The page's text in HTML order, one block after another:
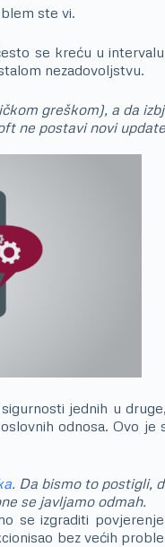
ste vi.
se kreću u
nezadovoljstvu.
greškom), a da
ne postavi novi
jednih u
odnosa. Ovo je
. Da bismo to postigli,
se javljamo odmah.
se izgraditi
bez većih